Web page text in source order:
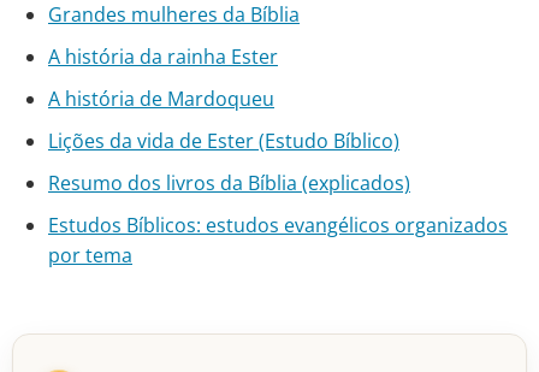
Grandes mulheres da Bíblia
A história da rainha Ester
A história de Mardoqueu
Lições da vida de Ester (Estudo Bíblico)
Resumo dos livros da Bíblia (explicados)
Estudos Bíblicos: estudos evangélicos organizados
por tema